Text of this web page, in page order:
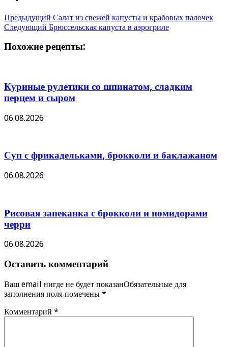
Предыдущий Салат из свежей капусты и крабовых палочек
Следующий Брюссельская капуста в аэрогриле
Похожие рецепты:
Куриные рулетики со шпинатом, сладким
перцем и сыром
06.08.2026
Суп с фрикадельками, брокколи и баклажаном
06.08.2026
Рисовая запеканка с брокколи и помидорами
черри
06.08.2026
Оставить комментарий
Ваш email нигде не будет показанОбязательные для
заполнения поля помечены *
Комментарий *